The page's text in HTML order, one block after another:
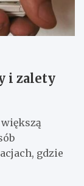
i zalety
gdzie